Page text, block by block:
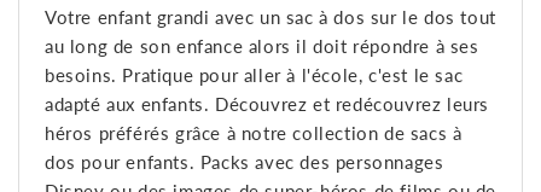
Votre enfant grandi avec un sac à dos sur le dos tout
au long de son enfance alors il doit répondre à ses
besoins. Pratique pour aller à l'école, c'est le sac
adapté aux enfants. Découvrez et redécouvrez leurs
héros préférés grâce à notre collection de sacs à
dos pour enfants. Packs avec des personnages